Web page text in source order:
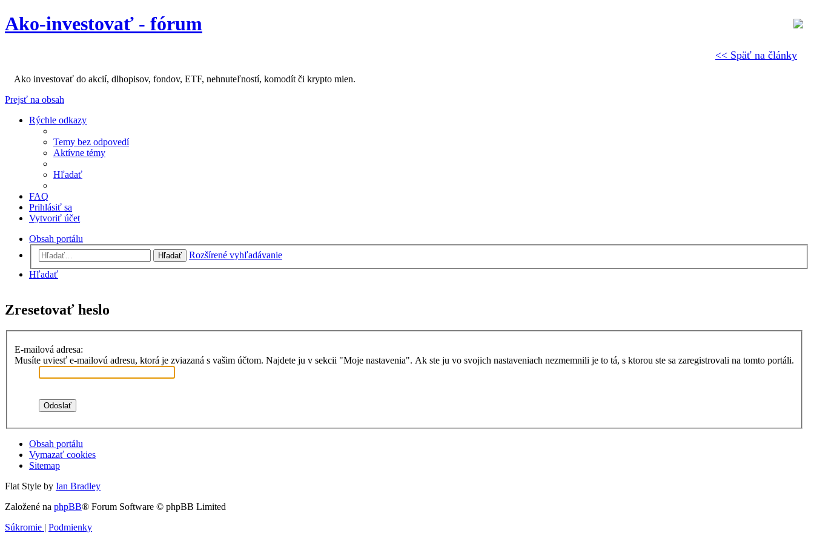
<< Späť na články
Ako-investovať - fórum
Ako investovať do akcií, dlhopisov, fondov, ETF, nehnuteľností, komodít či krypto mien.
Prejsť na obsah
Rýchle odkazy
Temy bez odpovedí
Aktívne témy
Hľadať
FAQ
Prihlásiť sa
Vytvoriť účet
Obsah portálu
Hľadať
Rozšírené vyhľadávanie
Hľadať
Zresetovať heslo
E-mailová adresa:
Musíte uviesť e-mailovú adresu, ktorá je zviazaná s vašim účtom. Najdete ju v sekcii "Moje nastavenia". Ak ste ju vo svojich nastaveniach nezmemnili je to tá, s ktorou ste sa zaregistrovali na tomto portáli.
Obsah portálu
Vymazať cookies
Sitemap
Flat Style by Ian Bradley
Založené na phpBB® Forum Software © phpBB Limited
Súkromie | Podmienky